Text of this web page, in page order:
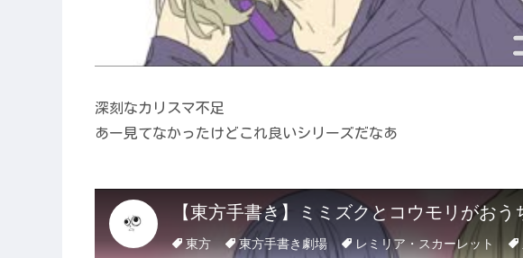
深刻なカリスマ不足
あー見てなかったけどこれ良いシリーズだなあ